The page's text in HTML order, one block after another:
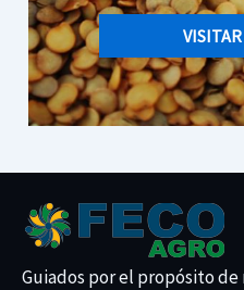
Guiados por el propósito